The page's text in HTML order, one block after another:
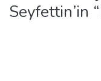
Seyfettin’in